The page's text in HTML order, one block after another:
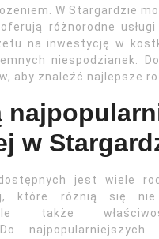
W Stargardzie
różnorodne
na inwestycję w
niespodzianek.
aby znaleźć najlepsze
w
jest wiele
które różnią się
także
najpopularniejszych